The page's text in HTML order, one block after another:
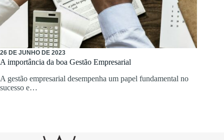
26 DE JUNHO DE 2023
A importância da boa Gestão Empresarial
A gestão empresarial desempenha um papel fundamental no
sucesso e…